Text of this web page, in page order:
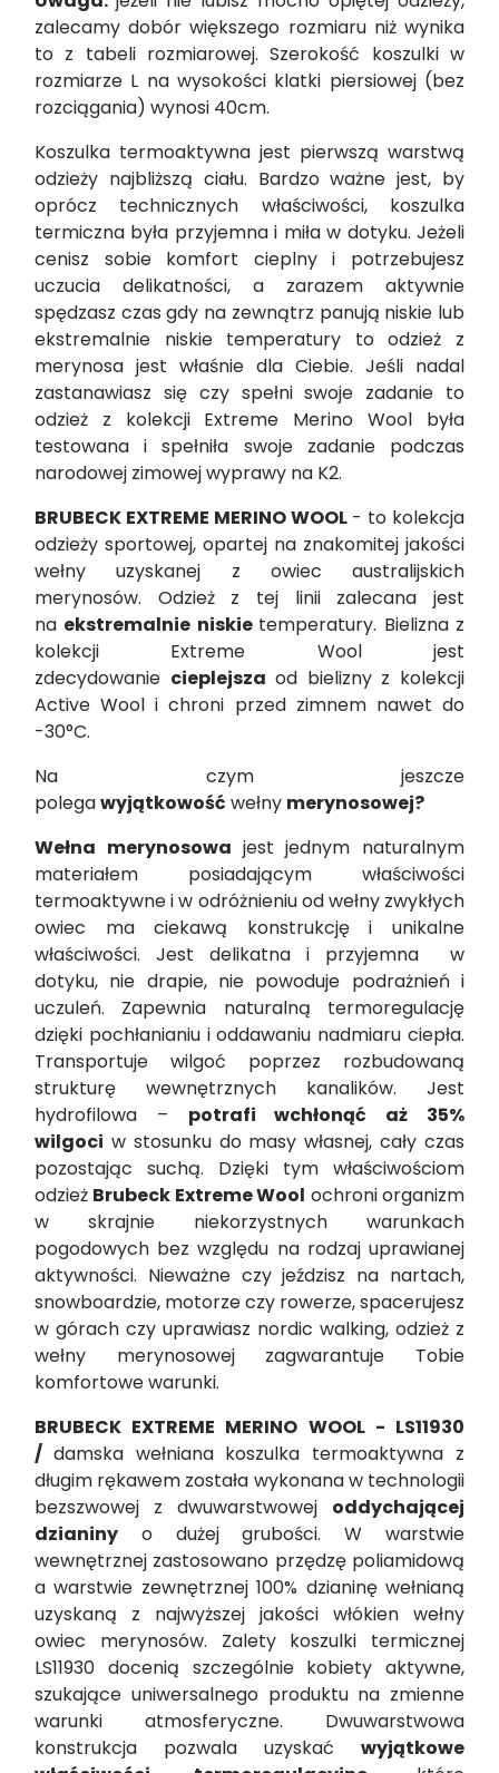
zalecamy dobór większego rozmiaru niż wynika
to z tabeli rozmiarowej. Szerokość koszulki w
rozmiarze L na wysokości klatki piersiowej (bez
rozciągania) wynosi 40cm.
Koszulka termoaktywna jest pierwszą warstwą
odzieży najbliższą ciału. Bardzo ważne jest, by
oprócz technicznych właściwości, koszulka
termiczna była przyjemna i miła w dotyku. Jeżeli
cenisz sobie komfort cieplny i potrzebujesz
uczucia delikatności, a zarazem aktywnie
spędzasz czas gdy na zewnątrz panują niskie lub
ekstremalnie niskie temperatury to odzież z
merynosa jest właśnie dla Ciebie. Jeśli nadal
zastanawiasz się czy spełni swoje zadanie to
odzież z kolekcji Extreme Merino Wool była
testowana i spełniła swoje zadanie podczas
narodowej zimowej wyprawy na K2.
BRUBECK EXTREME MERINO WOOL- to kolekcja
odzieży sportowej, opartej na znakomitej jakości
wełny uzyskanej z owiec australijskich
merynosów. Odzież z tej linii zalecana jest
na ekstremalnie niskie temperatury. Bielizna z
kolekcji Extreme Wool jest
zdecydowanie cieplejsza od bielizny z kolekcji
Active Wool i chroni przed zimnem nawet do
-30°C.
Na czym jeszcze
polegawyjątkowość wełny merynosowej?
Wełna merynosowa jest jednym naturalnym
materiałem posiadającym właściwości
termoaktywne i w odróżnieniu od wełny zwykłych
owiec ma ciekawą konstrukcję i unikalne
właściwości. Jest delikatna i przyjemna w
dotyku, nie drapie, nie powoduje podrażnień i
uczuleń. Zapewnia naturalną termoregulację
dzięki pochłanianiu i oddawaniu nadmiaru ciepła.
Transportuje wilgoć poprzez rozbudowaną
strukturę wewnętrznych kanalików. Jest
hydrofilowa – potrafi wchłonąć aż 35%
wilgoci w stosunku do masy własnej, cały czas
pozostając suchą. Dzięki tym właściwościom
odzież Brubeck Extreme Wool ochroni organizm
w skrajnie niekorzystnych warunkach
pogodowych bez względu na rodzaj uprawianej
aktywności. Nieważne czy jeździsz na nartach,
snowboardzie, motorze czy rowerze, spacerujesz
w górach czy uprawiasz nordic walking, odzież z
wełny merynosowej zagwarantuje Tobie
komfortowe warunki.
BRUBECK EXTREME MERINO WOOL - LS11930
/ damska wełniana koszulka termoaktywna z
długim rękawem została wykonana w technologii
bezszwowej z dwuwarstwowej oddychającej
dzianiny o dużej grubości. W warstwie
wewnętrznej zastosowano przędzę poliamidową
a warstwie zewnętrznej 100% dzianinę wełnianą
uzyskaną z najwyższej jakości włókien wełny
owiec merynosów. Zalety koszulki termicznej
LS11930 docenią szczególnie kobiety aktywne,
szukające uniwersalnego produktu na zmienne
warunki atmosferyczne. Dwuwarstwowa
konstrukcja pozwala uzyskać wyjątkowe